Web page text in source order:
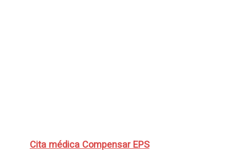
Cita médica Compensar EPS